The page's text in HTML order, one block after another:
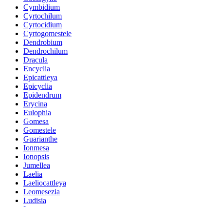
Cymbidium
Cyrtochilum
Cyrtocidium
Cyrtogomestele
Dendrobium
Dendrochilum
Dracula
Encyclia
Epicattleya
Epicyclia
Epidendrum
Erycina
Eulophia
Gomesa
Gomestele
Guarianthe
Ionmesa
Ionopsis
Jumellea
Laelia
Laeliocattleya
Leomesezia
Ludisia